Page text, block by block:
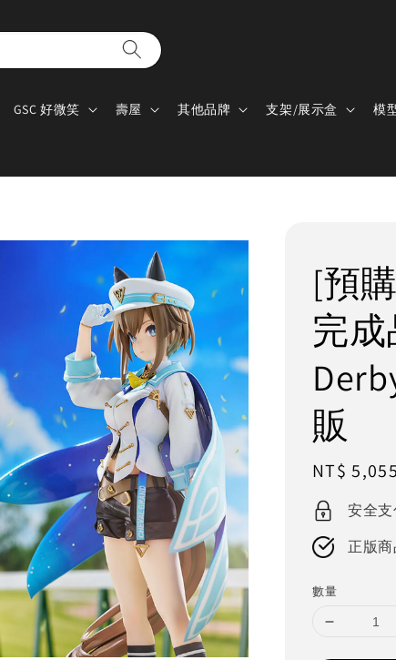
GSC 好微笑 壽屋 其他品牌 支架/展示盒 模
[預
完
販
Regular
price
NT$
安全
正版
數量